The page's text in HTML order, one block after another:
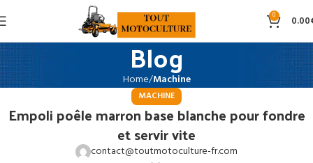
0 0.00
Blog
Home Machine
MACHINE
Empoli poêle marron base blanche pour fondre
et servir vite
contact@toutmotoculture-fr.com